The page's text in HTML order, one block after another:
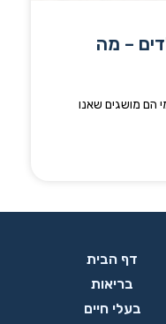
– מה
הם מושגים שאנו
דף הבית
בריאות
בעלי חיים